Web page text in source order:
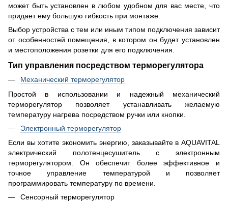
может быть установлен в любом удобном для вас месте, что
придает ему большую гибкость при монтаже.
Выбор устройства с тем или иным типом подключения зависит
от особенностей помещения, в котором он будет установлен
и местоположения розетки для его подключения.
Тип управления посредством терморегулятора
Механический терморегулятор
Простой в использовании и надежный механический
терморегулятор позволяет устанавливать желаемую
температуру нагрева посредством ручки или кнопки.
Электронный терморегулятор
Если вы хотите экономить энергию, заказывайте в AQUAVITAL
электрический полотенцесушитель с электронным
терморегулятором. Он обеспечит более эффективное и
точное управление температурой и позволяет
программировать температуру по времени.
Сенсорный терморегулятор